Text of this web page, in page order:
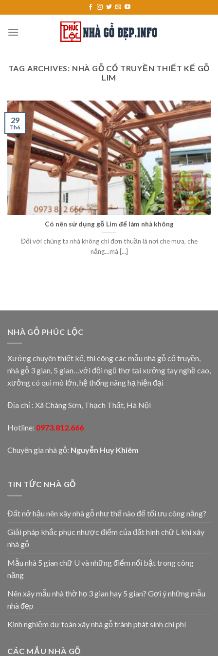
content
TAG ARCHIVES: NHÀ GỖ CỔ TRUYỀN THIẾT KẾ GỖ
LIM
Có nên sử dụng gỗ Lim để làm nhà không
Đối với chúng ta nhà không chỉ đơn thuần là nơi che mưa, che
nắng…mà [...]
29
Th6
NHÀ GỖ PHÚC LỘC
Xưởng chuyên thiết kế, thi công các mẫu nhà gỗ cổ truyền,
nhà gỗ 3 gian, 5 gian…với đội ngũ thợ tại xưởng tay nghề cao,
xưởng có qui mô lớn, hệ thống nâng hạ hiện đại
Địa chỉ : Xã Chàng Sơn, Thạch Thất, Hà Nội
Hotline: 0973.812.666
Chuyên gia nhà gỗ: Nguyễn Huy Khiêm
TIN TỨC NHÀ GỖ
Đất nở hậu nên xây nhà gỗ như thế nào để tối ưu công năng?
Giải pháp khắc phục nhược điểm của đất hình chữ L khi xây
nhà gỗ
Mẫu nhà 5 gian chữ U và những điểm nổi bật trong công
năng
Nên xây mẫu nhà thờ họ 3 gian hay 5 gian? Gợi ý những mẫu
nhà đẹp
Kinh nghiệm dự toán xây nhà gỗ tránh phát sinh chi phí
CÁC MẪU NHÀ GỖ